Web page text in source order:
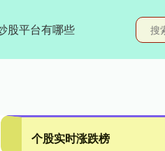
股平台有哪些
个股实时涨跌榜